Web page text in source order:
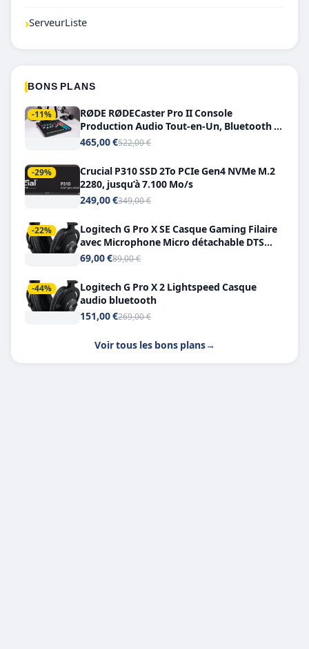
›ServeurListe
BONS PLANS
-11%
RØDE RØDECaster Pro II Console
Production Audio Tout-en-Un, Bluetooth et
Double USB-C
465,00 €522,00 €
-29%
Crucial P310 SSD 2To PCIe Gen4 NVMe M.2
2280, jusqu’à 7.100 Mo/s
249,00 €349,00 €
-22%
Logitech G Pro X SE Casque Gaming Filaire
avec Microphone Micro détachable DTS
Headphone X 7.1
69,00 €89,00 €
-44%
Logitech G Pro X 2 Lightspeed Casque
audio bluetooth
151,00 €269,00 €
Voir tous les bons plans→